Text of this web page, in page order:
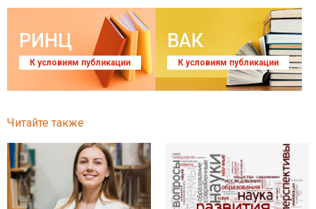
РИНЦ
К условиям публикации
ВАК
К условиям публикации
Читайте также